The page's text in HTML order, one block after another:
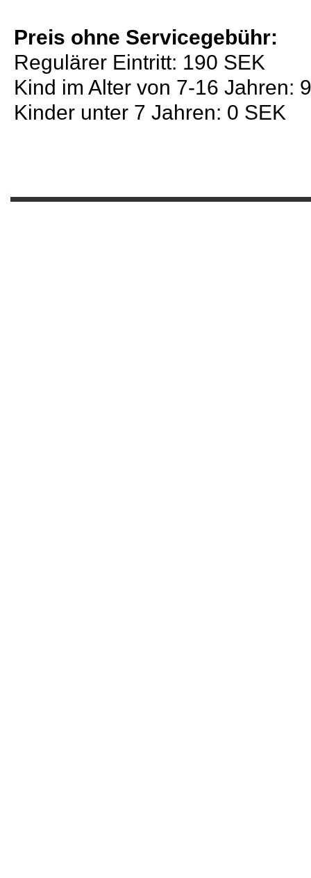
Preis ohne Servicegebühr:
Regulärer Eintritt: 190 SEK
Kind im Alter von 7-16 Jahren:
Kinder unter 7 Jahren: 0 SEK